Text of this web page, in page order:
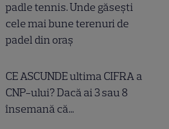
padle tennis. Unde găsești
cele mai bune terenuri de
padel din oraș
CE ASCUNDE ultima CIFRA a
CNP-ului? Dacă ai 3 sau 8
însemană că...